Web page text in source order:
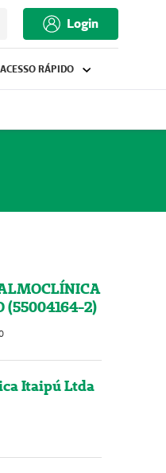
Login
ACESSO RÁPIDO
(55004164-2)
Itaipú Ltda